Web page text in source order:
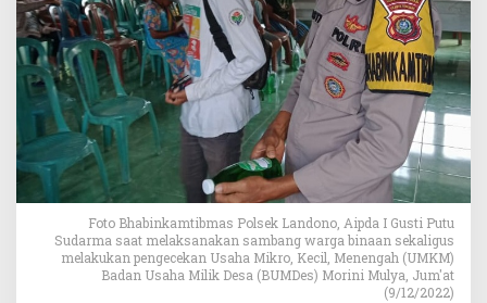
l
s
e
k
L
n
o
n
o
S
a
Foto Bhabinkamtibmas Polsek Landono, Aipda I Gusti Putu
Sudarma saat melaksanakan sambang warga binaan sekaligus
melakukan pengecekan Usaha Mikro, Kecil, Menengah (UMKM)
Badan Usaha Milik Desa (BUMDes) Morini Mulya, Jum'at
(9/12/2022)